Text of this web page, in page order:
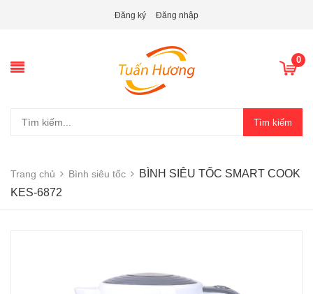
Đăng ký Đăng nhập
0
Tìm kiếm
Trang chủ Bình siêu tốc
BÌNH SIÊU TỐC SMART COOK
KES-6872